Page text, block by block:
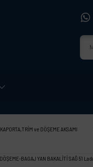
KAPORTA,TRİM ve DÖŞEME AKSAMI